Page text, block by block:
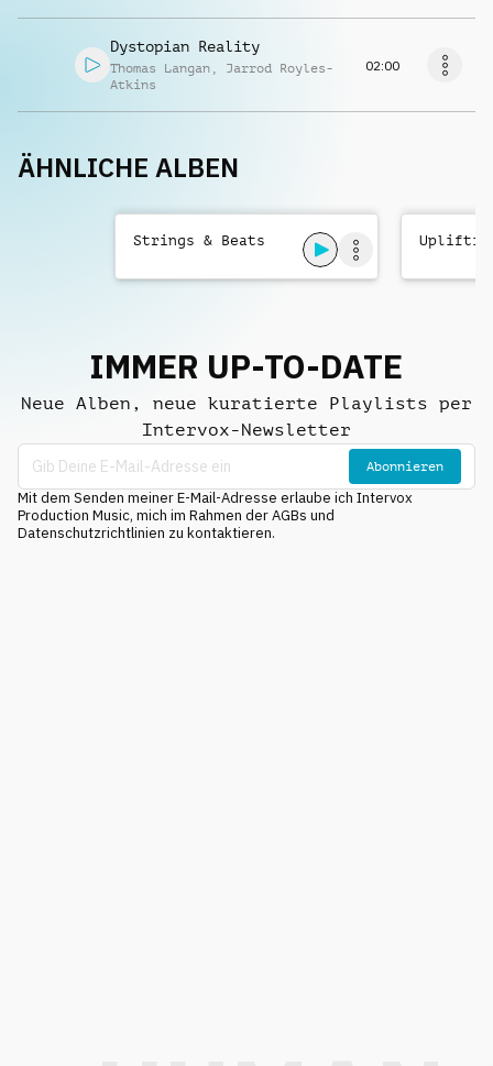
Dystopian Reality
Thomas Langan , Jarrod Royles-
Atkins
02:00
ÄHNLICHE ALBEN
Strings & Beats
IMMER UP-TO-DATE
Neue Alben, neue kuratierte Playlists per
Intervox-Newsletter
Abonnieren
Mit dem Senden meiner E-Mail-Adresse erlaube ich Intervox
Production Music, mich im Rahmen der AGBs und
Datenschutzrichtlinien zu kontaktieren.